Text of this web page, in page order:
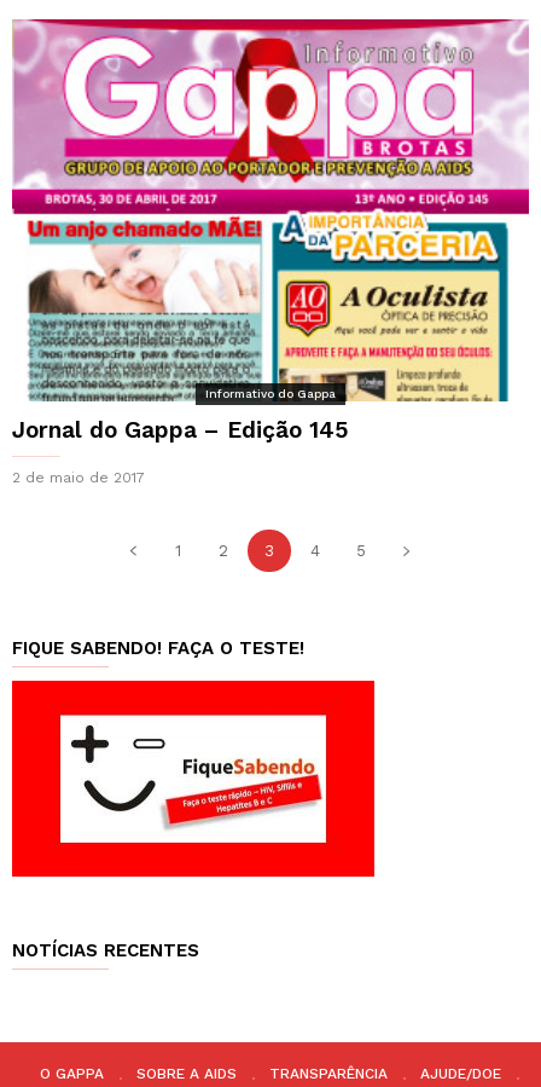
Informativo do Gappa
Jornal do Gappa – Edição 145
2 de maio de 2017
1 2 3 4 5
FIQUE SABENDO! FAÇA O TESTE!
NOTÍCIAS RECENTES
O GAPPA SOBRE A AIDS TRANSPARÊNCIA AJUDE/DOE